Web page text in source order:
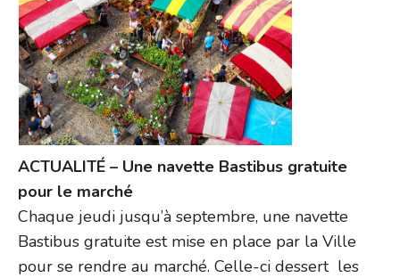
ACTUALITÉ – Une navette Bastibus gratuite
pour le marché
Chaque jeudi jusqu’à septembre, une navette
Bastibus gratuite est mise en place par la Ville
pour se rendre au marché. Celle-ci dessert les